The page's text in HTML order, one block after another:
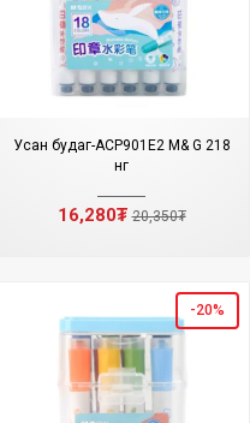
Усан будаг-ACP901E2 M& G 218
өнгө
16,280₮20,350₮
-20%